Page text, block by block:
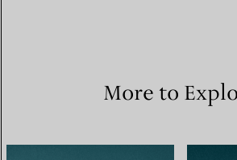
More to